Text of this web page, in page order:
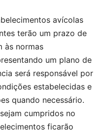
avícolas
terão um prazo de
às normas
um plano de
será responsável por
estabelecidas e
quando necessário.
cumpridos no
ficarão